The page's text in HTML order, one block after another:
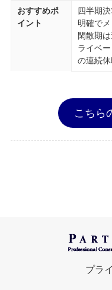
おすすめポ
イント
四半期
明確で
閑散期
ライベ
の連続休
こちら
プラ